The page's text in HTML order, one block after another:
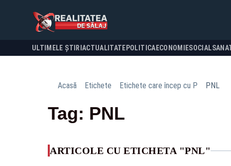
ULTIMELE ȘTIRI ACTUALITATE POLITICA ECONOMIESOCIAL
Acasă Etichete Etichete care încep cu P PNL
Tag: PNL
ARTICOLE CU ETICHETA "PNL"